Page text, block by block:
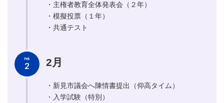
・主権者教育全体発表会（２年）
・模擬投票（１年）
・共通テスト
2月
・新見市議会へ陳情書提出（仰高タイム）
・入学試験（特別）
Feb
2